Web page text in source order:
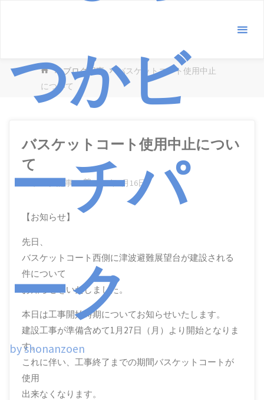
つかビ
ーチパ
ーク
by shonanzoen
ホ
ー
ム
ブログ記事
バスケットコート使用中止
について
バスケットコート使用中止につい
て
ブログ記事 2020年1月16日
【お知らせ】
先日、
バスケットコート西側に津波避難展望台が建設される
件について
お知らせをいたしました。
本日は工事開始時期についてお知らせいたします。
建設工事が準備含めて1月27日（月）より開始となりま
す。
これに伴い、工事終了までの期間バスケットコートが
使用
出来なくなります。